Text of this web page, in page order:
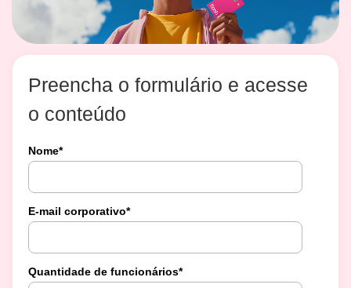
Preencha o formulário e acesse
o conteúdo
Nome*
E-mail corporativo*
Quantidade de funcionários*